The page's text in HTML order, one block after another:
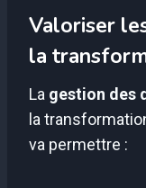
Valoriser
la
La gestion des
la
va permettre :